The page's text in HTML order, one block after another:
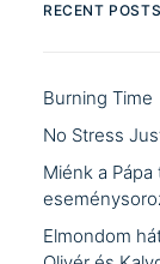
RECENT POSTS
Burning Time
No Stress
Miénk a
Elmondom